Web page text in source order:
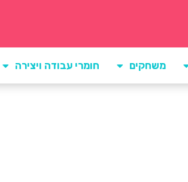
משחקים חומרי עבודה ויצירה